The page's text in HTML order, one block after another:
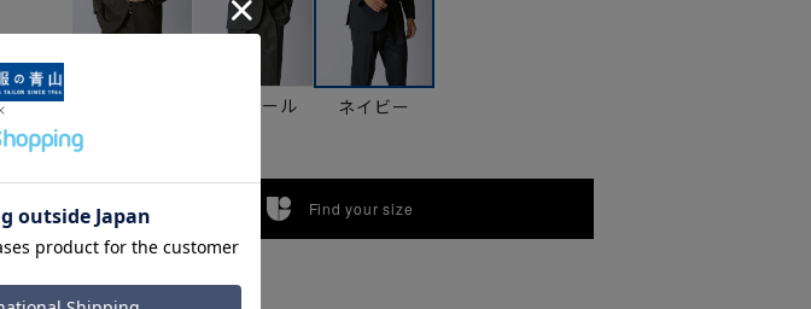
チャコール ネイビー
Find your size
サイズ